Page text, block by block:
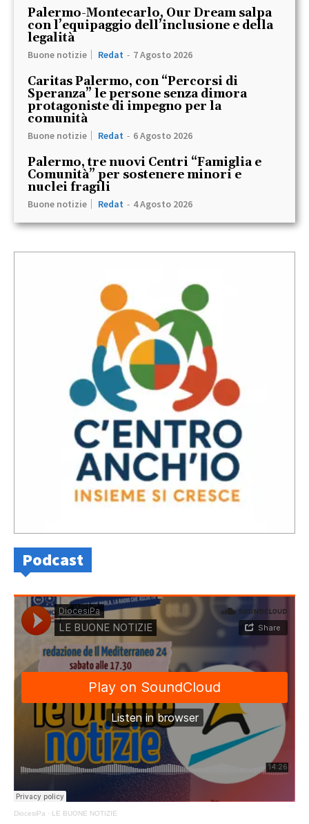
Palermo-Montecarlo, Our Dream salpa
con l’equipaggio dell’inclusione e della
legalità
Buone notizie Redat - 7 Agosto 2026
Caritas Palermo, con “Percorsi di
Speranza” le persone senza dimora
protagoniste di impegno per la
comunità
Buone notizie Redat - 6 Agosto 2026
Palermo, tre nuovi Centri “Famiglia e
Comunità” per sostenere minori e
nuclei fragili
Buone notizie Redat - 4 Agosto 2026
Podcast
DiocesiPa · LE BUONE NOTIZIE